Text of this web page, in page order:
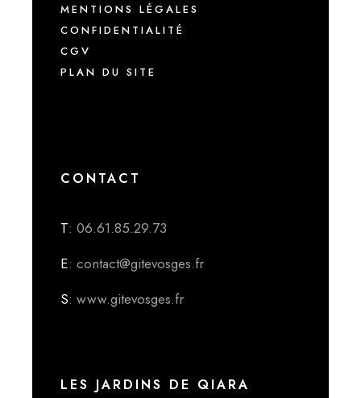
MENTIONS LÉGALES
CONFIDENTIALITÉ
CGV
PLAN DU SITE
CONTACT
T: 06.61.85.29.73
E: contact@gitevosges.fr
S: www.gitevosges.fr
LES JARDINS DE QIARA